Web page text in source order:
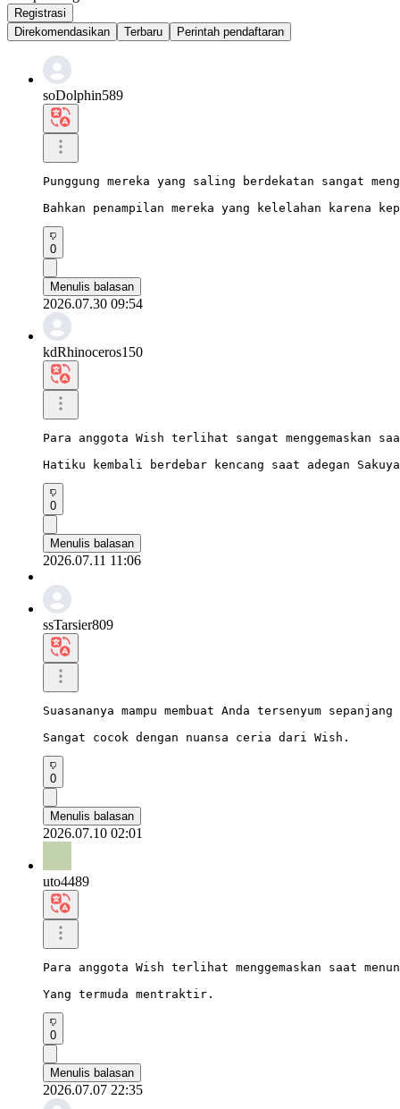
Registrasi
Direkomendasikan
Terbaru Perintah pendaftaran
soDolphin589
Punggung mereka yang saling berdekatan sangat
Bahkan penampilan mereka yang kelelahan karena
0
Menulis balasan
2026.07.30 09:54
kdRhinoceros150
Para anggota Wish terlihat sangat menggemaskan
Hatiku kembali berdebar kencang saat adegan
0
Menulis balasan
2026.07.11 11:06
ssTarsier809
Suasananya mampu membuat Anda tersenyum
Sangat cocok dengan nuansa ceria dari Wish.
0
Menulis balasan
2026.07.10 02:01
uto4489
Para anggota Wish terlihat menggemaskan saat
Yang termuda mentraktir.
0
Menulis balasan
2026.07.07 22:35